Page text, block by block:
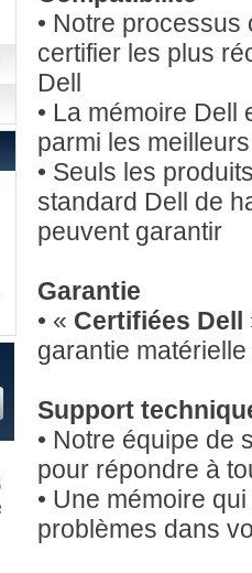
• Notre
certifier les plus
Dell
• La mémoire
parmi les
• Seuls les
standard Dell de
peuvent garantir
Garantie
• « Certifiées Dell
garantie
Support
• Notre équipe de
pour répondre à
• Une mémoire
problèmes dans